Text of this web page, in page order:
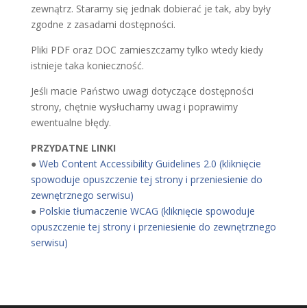
zewnątrz. Staramy się jednak dobierać je tak, aby były
zgodne z zasadami dostępności.
Pliki PDF oraz DOC zamieszczamy tylko wtedy kiedy
istnieje taka konieczność.
Jeśli macie Państwo uwagi dotyczące dostępności
strony, chętnie wysłuchamy uwag i poprawimy
ewentualne błędy.
PRZYDATNE LINKI
● Web Content Accessibility Guidelines 2.0 (kliknięcie
spowoduje opuszczenie tej strony i przeniesienie do
zewnętrznego serwisu)
● Polskie tłumaczenie WCAG (kliknięcie spowoduje
opuszczenie tej strony i przeniesienie do zewnętrznego
serwisu)